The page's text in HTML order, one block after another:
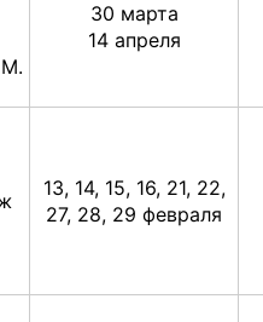
М.
30 марта
14 апреля
13, 14, 15, 16, 21, 22,
27, 28, 29 февраля